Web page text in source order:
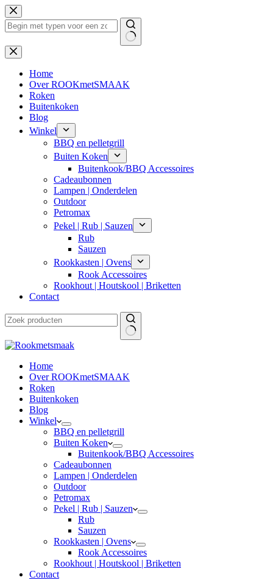
Ga
naar
de
Geen
resultaten
Home
Over ROOKmetSMAAK
Roken
Buitenkoken
Blog
Winkel
BBQ en pelletgrill
Buiten Koken
Buitenkook/BBQ Accessoires
Cadeaubonnen
Lampen | Onderdelen
Outdoor
Petromax
Pekel | Rub | Sauzen
Rub
Sauzen
Rookkasten | Ovens
Rook Accessoires
Rookhout | Houtskool | Briketten
Contact
Home
Over ROOKmetSMAAK
Roken
Buitenkoken
Blog
Winkel
BBQ en pelletgrill
Buiten Koken
Buitenkook/BBQ Accessoires
Cadeaubonnen
Lampen | Onderdelen
Outdoor
Petromax
Pekel | Rub | Sauzen
Rub
Sauzen
Rookkasten | Ovens
Rook Accessoires
Rookhout | Houtskool | Briketten
Contact